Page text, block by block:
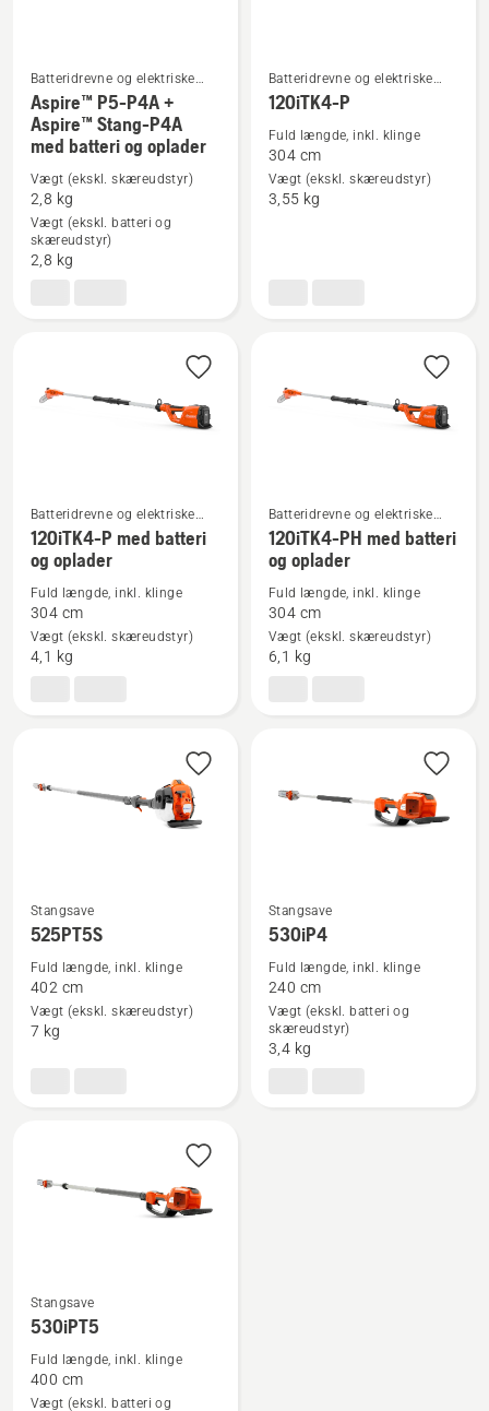
Se
flere
detaljer
om
Aspire™
P5-
med
Batteridrevne og elektriske
stangsave
Aspire™ P5-P4A +
Aspire™ Stang-P4A
med batteri og oplader
Vægt (ekskl. skæreudstyr)
2,8 kg
Vægt (ekskl. batteri og
skæreudstyr)
2,8 kg
flere
detaljer
om
Batteridrevne og elektriske
stangsave
120iTK4-P
Fuld længde, inkl. klinge
304 cm
Vægt (ekskl. skæreudstyr)
3,55 kg
Se
flere
detaljer
om
120iTK4-
Batteridrevne og elektriske
stangsave
120iTK4-P med batteri
og oplader
Fuld længde, inkl. klinge
304 cm
Vægt (ekskl. skæreudstyr)
4,1 kg
Se
flere
detaljer
om
120iTK4-
PH
Batteridrevne og elektriske
stangsave
120iTK4-PH med batteri
og oplader
Fuld længde, inkl. klinge
304 cm
Vægt (ekskl. skæreudstyr)
6,1 kg
Se
detaljer
om
525PT5S
Stangsave
525PT5S
Fuld længde, inkl. klinge
402 cm
Vægt (ekskl. skæreudstyr)
7 kg
Se
detaljer
om
530iP4
Stangsave
530iP4
Fuld længde, inkl. klinge
240 cm
Vægt (ekskl. batteri og
skæreudstyr)
3,4 kg
Se
detaljer
om
Stangsave
530iPT5
Fuld længde, inkl. klinge
400 cm
Vægt (ekskl. batteri og